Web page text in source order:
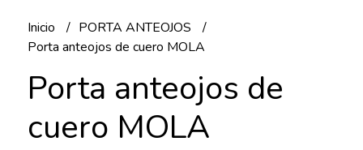
Inicio
PORTA ANTEOJOS
Porta anteojos de cuero MOLA
Porta anteojos de
cuero MOLA